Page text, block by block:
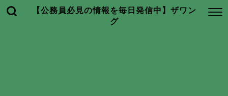
【公務員必見の情報を毎日発信中】ザワン
グ